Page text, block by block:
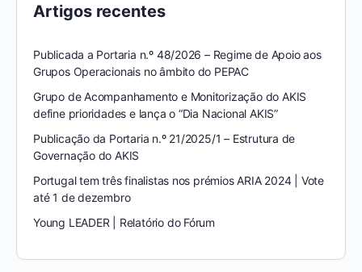
Artigos recentes
Publicada a Portaria n.º 48/2026 – Regime de Apoio aos
Grupos Operacionais no âmbito do PEPAC
Grupo de Acompanhamento e Monitorização do AKIS
define prioridades e lança o “Dia Nacional AKIS”
Publicação da Portaria n.º 21/2025/1 – Estrutura de
Governação do AKIS
Portugal tem três finalistas nos prémios ARIA 2024 | Vote
até 1 de dezembro
Young LEADER | Relatório do Fórum